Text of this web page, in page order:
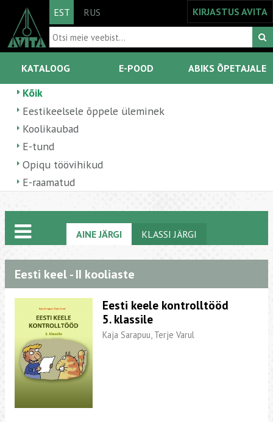
EST RUS KIRJASTUS AVITA
KATALOOG E-POOD ABIKS ÕPETAJALE
Kõik
Eestikeelsele õppele üleminek
Koolikaubad
E-tund
Opiqu töövihikud
E-raamatud
AINE JÄRGI KLASSI JÄRGI
Eesti keel - II kooliaste
Eesti keele kontrolltööd
5. klassile
Kaja Sarapuu, Terje Varul